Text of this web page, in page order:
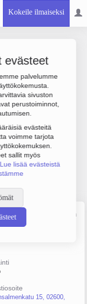
Kokeile ilmaiseksi
evästeet
palvelumme
sivuston
perustoiminnot,
evästeitä
voimme tarjota
sallit myös
Lue lisää evästeistä
Ab
on 7.4 milj. €,
päätoimiala on
1978 ja sijainti
(OY).
Lähde: YTJ, PRH, Traficom
15, 02600,